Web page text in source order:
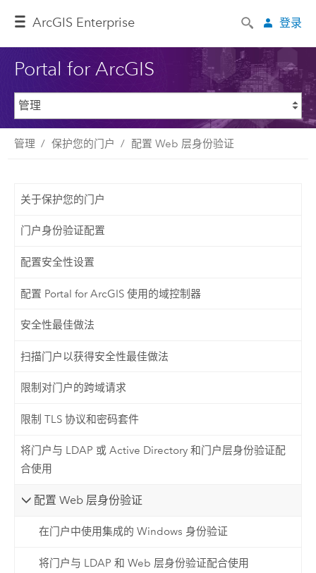
ArcGIS Enterprise 登录
Portal for ArcGIS
管理 保护您的门户 配置 Web 层身份验证
关于保护您的门户
门户身份验证配置
配置安全性设置
配置 Portal for ArcGIS 使用的域控制器
安全性最佳做法
扫描门户以获得安全性最佳做法
限制对门户的跨域请求
限制 TLS 协议和密码套件
将门户与 LDAP 或 Active Directory 和门户层身份验证配
合使用
配置 Web 层身份验证
在门户中使用集成的 Windows 身份验证
将门户与 LDAP 和 Web 层身份验证配合使用